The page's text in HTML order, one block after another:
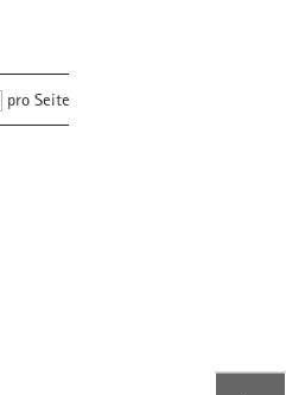
pro Seite